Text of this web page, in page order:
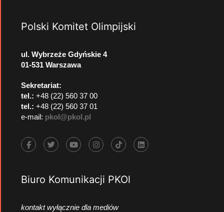
Polski Komitet Olimpijski
ul. Wybrzeże Gdyńskie 4
01-531 Warszawa
Sekretariat:
tel.: +48 (22) 560 37 00
tel.: +48 (22) 560 37 01
e-mail: pkol@pkol.pl
Biuro Komunikacji PKOl
kontakt wyłącznie dla mediów